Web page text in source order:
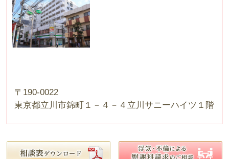
〒190-0022
東京都立川市錦町１－４－４立川サニーハイツ１階